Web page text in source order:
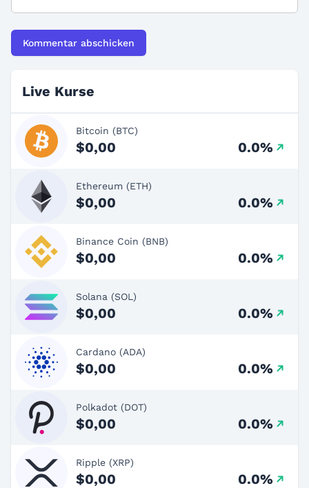
Live Kurse
Bitcoin (BTC)
$0,00 0.0%
Ethereum (ETH)
$0,00 0.0%
Binance Coin (BNB)
$0,00 0.0%
Solana (SOL)
$0,00 0.0%
Cardano (ADA)
$0,00 0.0%
Polkadot (DOT)
$0,00 0.0%
Ripple (XRP)
$0,00 0.0%